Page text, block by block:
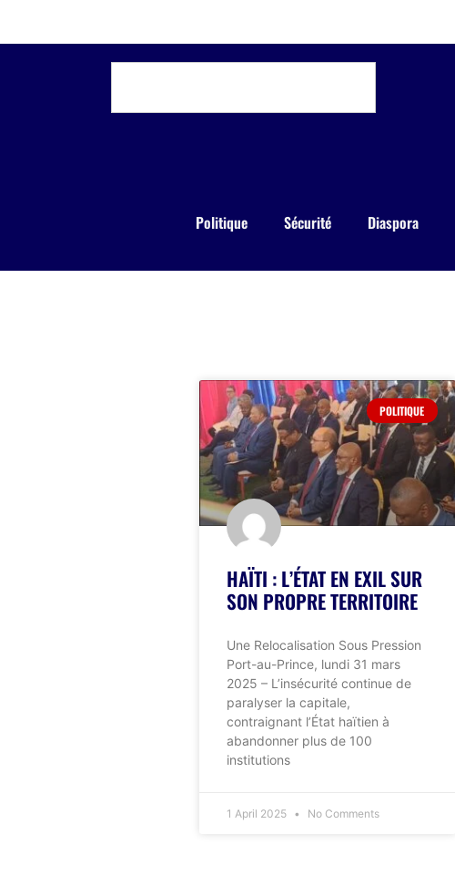
Politique Sécurité Diaspora
POLITIQUE
HAÏTI : L’ÉTAT EN EXIL SUR
SON PROPRE TERRITOIRE
Une Relocalisation Sous Pression
Port-au-Prince, lundi 31 mars
2025 – L’insécurité continue de
paralyser la capitale,
contraignant l’État haïtien à
abandonner plus de 100
institutions
1 April 2025 No Comments